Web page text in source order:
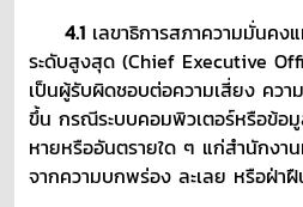
4.1 เลขาธิการสภาความมั่นคง
ระดับสูงสุด (Chief Executive
เป็นผู้รับผิดชอบต่อความเสี่ยง ควา
ขึ้น กรณีระบบคอมพิวเตอร์หรือข้อมู
หายหรืออันตรายใด ๆ แก่สำนักงา
จากความบกพร่อง ละเลย หรือฝ่า